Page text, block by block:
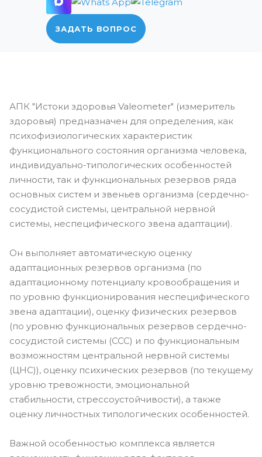
ЗАДАТЬ ВОПРОС
АПК "Истоки здоровья Valeometer" (измеритель
здоровья) предназначен для определения, как
психофизиологических характеристик
функционального состояния организма человека,
индивидуально-типологических особенностей
личности, так и функциональных резервов ряда
основных систем и звеньев организма (сердечно-
сосудистой системы, центральной нервной
системы, неспецифического звена адаптации).
Он выполняет автоматическую оценку
адаптационных резервов организма (по
адаптационному потенциалу кровообращения и
по уровню функционирования неспецифического
звена адаптации), оценку физических резервов
(по уровню функциональных резервов сердечно-
сосудистой системы (ССС) и по функциональным
возможностям центральной нервной системы
(ЦНС)), оценку психических резервов (по текущему
уровню тревожности, эмоциональной
стабильности, стрессоустойчивости), а также
оценку личностных типологических особенностей.
Важной особенностью комплекса является